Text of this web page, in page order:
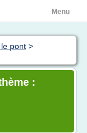
Menu
pont >
: